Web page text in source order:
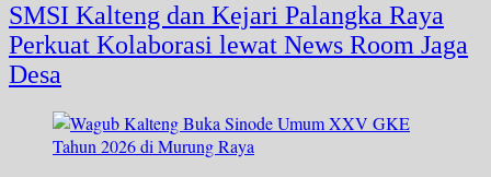
SMSI Kalteng dan Kejari Palangka Raya
Perkuat Kolaborasi lewat News Room Jaga
Desa